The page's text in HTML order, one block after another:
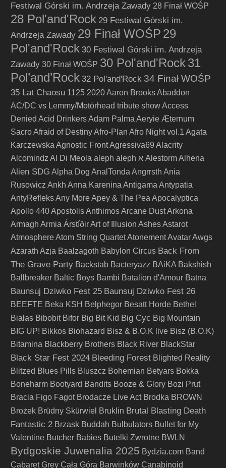
Festiwal Górski im. Andrzeja Zawady 28 Finał WOŚP
28 Pol'and'Rock 29 Festiwal Górski im.
Andrzeja Zawady 29 Finał WOŚP 29
Pol'and'Rock 30 Festiwal Górski im. Andrzeja
Zawady 30 Finał WOŚP 30 Pol'and'Rock31
Pol’and’Rock 32 Pol'and'Rock 34 Finał WOŚP
35 Lat Chaosu 1125 2020Aaron BrooksAbaddon
AC/DC vs Lemmy/Motörhead tribute showAccess
Denied Acid DrinkersAdam Palma Aeryie Æternum
SacroAfraid of DestinyAfro-Plan Afro Night vol.1 Agata
Karczewska Agnostic FrontAgressiva69 Alacrity
Alcomindz Al Di Meola aleph aleph א AlestormAlhena
Alien SDG Alpha Dog AnalTonda Angrrsth Ania
Rusowicz Ankh Anna Karenina Antigama Antypatia
AntyRefleksAny MoreApey & The Pea Apocalyptica
Apollo 440Apostolis AnthimosArcane DustArkona
Armagh Armia ÁrstíðirArt of Illusion AshesAstarot
AtmosphereAtom String QuartetAtonementAvatarAwgs
Azarath Azja Baalzagoth Babylon Circus Back From
The Grave Party Backstab Bacteryazz BAiKA Bakshish
Ballbreaker Baltic Boys Bambi Batalion d'Amour Batna
Baunsuj Dziwko Fest 25 Baunsuj Dziwko Fest 26
BEEFTE Beka KSH Belphegor Besatt Horde Bethel
Białas Bibobit Bifor Big Bit Kid Big Cyc Big Mountain
BIG UP! Bikkos Biohazard Bisz & B.O.K live Bisz (B.O.K)
Bitamina Blackberry Brothers Black River BlackStar
Black Star Fest 2024 Bleeding Forest Blighted Reality
Blitzed Blues Pills Bluszcz Bohemian Betyars Bokka
Boneharm Bootyard Bandits Booze & Glory Bozi Prut
Bracia Figo Fagot Brodacze Live Act Brodka BROWN
Brożek Brüdny Skürwiel Bruklin Brutal Blasting Death
Fantastic 2 Brzask Buddah Bulbulators Bullet for My
Valentine Butcher Babies Butelki Zwrotne BWLN
Bydgoskie Juwenalia 2025 Bydzia.com Band
Cabaret Grey Cała Góra Barwinków Canabinoid